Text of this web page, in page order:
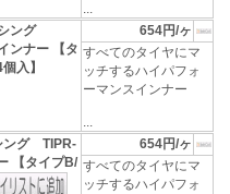
...
ング
ンナー 【タ
入】
654円/ヶ
すべてのタイヤにマ
ッチするハイパフォ
ーマンスインナー
...
ング TIPR-
【タイプB/
654円/ヶ
すべてのタイヤにマ
ッチするハイパフォ